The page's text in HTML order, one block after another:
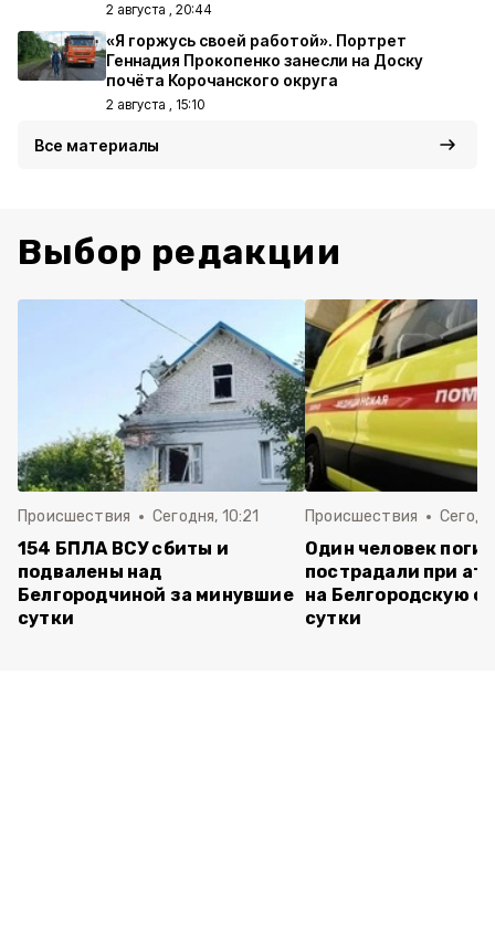
2 августа , 20:44
«Я горжусь своей работой». Портрет
Геннадия Прокопенко занесли на Доску
почёта Корочанского округа
2 августа , 15:10
Все материалы
Выбор редакции
Происшествия Сегодня, 10:21
154 БПЛА ВСУ сбиты и
подвалены над
Белгородчиной за минувшие
сутки
Происшествия
Один человек
пострадали при
на Белгородскую
сутки